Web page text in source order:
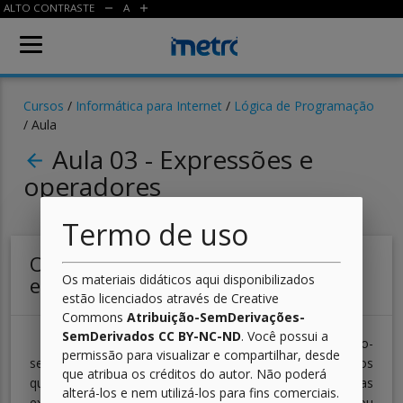
Termo de uso
Os materiais didáticos aqui disponibilizados
estão licenciados através de Creative
Commons Atribuição-SemDerivações-
SemDerivados CC BY-NC-ND. Você possui a
permissão para visualizar e compartilhar, desde
que atribua os créditos do autor. Não poderá
alterá-los e nem utilizá-los para fins comerciais.
ALTO CONTRASTE remove A add
Cursos / Informática para Internet/ Lógica de Programação
/ Aula
arrow_back Aula 03 - Expressões e
operadores
Operadores Aritméticos e suas
expressões
As expressões aritméticas são construídas utilizando-
se os operadores aritméticos, esses se assemelham aos
que são aplicados para realizar cálculos matemáticos. Nas